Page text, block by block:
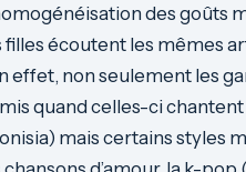
des goûts
écoutent les mêmes
effet, non seulement les
quand celles-ci chantent
mais certains styles